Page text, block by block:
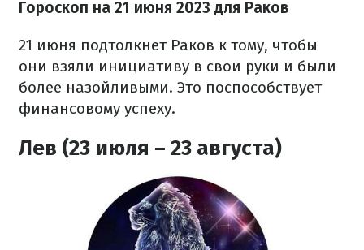
Гороскоп на 21 июня 2023 для Раков
21 июня подтолкнет Раков к тому, чтобы
они взяли инициативу в свои руки и были
более назойливыми. Это поспособствует
финансовому успеху.
Лев (23 июля – 23 августа)